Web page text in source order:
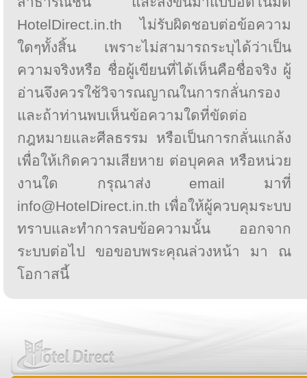
HotelDirect.in.th ไม่รับผิดชอบต่อข้อความ
ใดๆทั้งสิ้น เพราะไม่สามารถระบุได้ว่าเป็น
ความจริงหรือ ชื่อผู้เขียนที่ได้เห็นคือชื่อจริง ผู้
อ่านจึงควรใช้วิจารณญาณในการกลั่นกรอง
และถ้าท่านพบเห็นข้อความใดที่ขัดต่อ
กฎหมายและศีลธรรม หรือเป็นการกลั่นแกล้ง
เพื่อให้เกิดความเสียหาย ต่อบุคคล หรือหน่วย
งานใด กรุณาส่ง email มาที่
info@HotelDirect.in.th เพื่อให้ผู้ควบคุมระบบ
ทราบและทำการลบข้อความนั้น ออกจาก
ระบบต่อไป ขอขอบพระคุณล่วงหน้า มา ณ
โอกาสนี้